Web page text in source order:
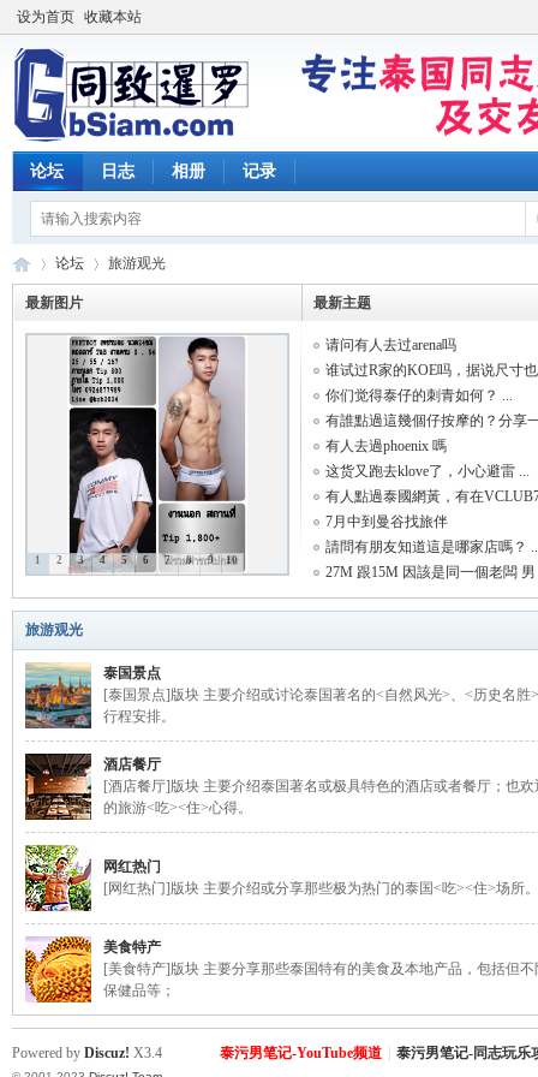
设为首页 收藏本站
论坛 日志 相册 记录
致
暹
论坛
›
旅游观光
最新图片
1 2 3 4 5 6 7 8 9 10
最新主题
请问有人去过arena吗
谁试过R家的KOE吗，据说尺寸
你们觉得泰仔的刺青如何？ ...
有誰點過這幾個仔按摩的？分享
有人去過phoenix 嗎
这货又跑去klove了，小心避雷 ...
有人點過泰國網黃，有在
7月中到曼谷找旅伴
請問有朋友知道這是哪家店嗎？
27M 跟15M 因該是同一個老闆 男
旅游观光
泰国景点
[泰国景点]版块 主要介绍或讨论泰国著名的<自然风光>、<历史名胜
行程安排。
酒店餐厅
[酒店餐厅]版块 主要介绍泰国著名或极具特色的酒店或者餐厅；也
的旅游<吃><住>心得。
网红热门
[网红热门]版块 主要介绍或分享那些极为热门的泰国<吃><住>场所。
美食特产
[美食特产]版块 主要分享那些泰国特有的美食及本地产品，包括但
保健品等；
泰污男笔记-YouTube频道 泰污男笔记-同志玩乐
Powered by Discuz! X3.4